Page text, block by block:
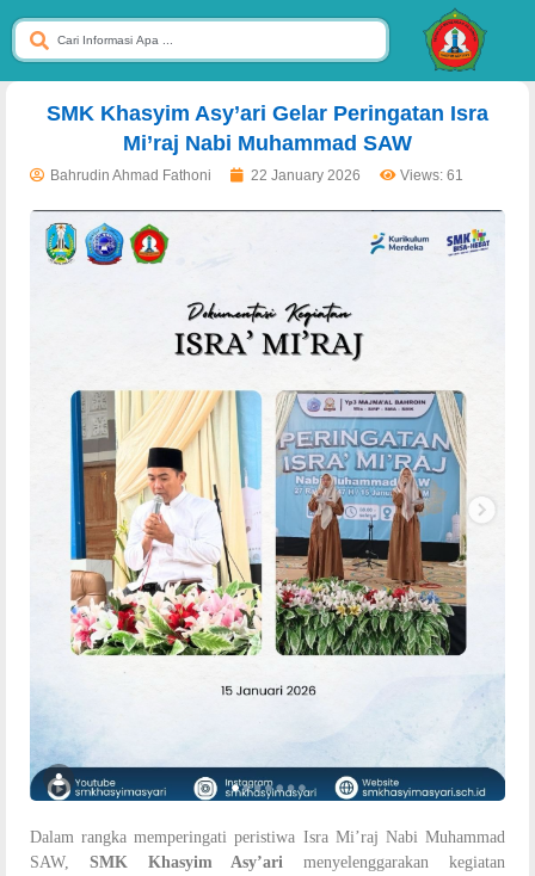
SMK Khasyim Asy’ari Gelar Peringatan Isra
Mi’raj Nabi Muhammad SAW
Bahrudin Ahmad Fathoni 22 January 2026 Views: 61
Dalam rangka memperingati peristiwa Isra Mi’raj Nabi Muhammad
SAW, SMK Khasyim Asy’ari menyelenggarakan kegiatan